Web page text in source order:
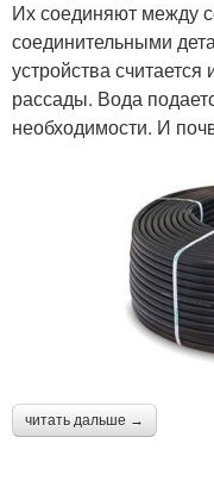
Их соединяют между
соединительными
устройства
рассады. Вода
необходимости. И
читать дальше →